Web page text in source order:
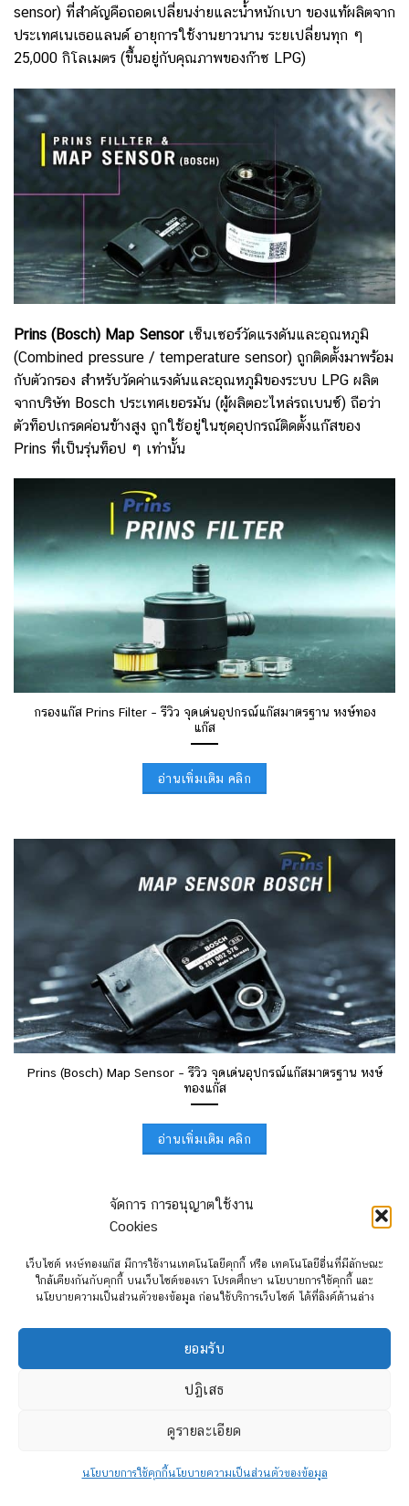
จัดการ การอนุญาตใช้งาน
Cookies
เว็บไซต์ หงษ์ทองแก๊ส มีการใช้งานเทคโนโลยีคุกกี้ หรือ เทคโนโลยีอื่นที่มีลักษณะ
ใกล้เคียงกันกับคุกกี้ บนเว็บไซต์ของเรา โปรดศึกษา นโยบายการใช้คุกกี้ และ
นโยบายความเป็นส่วนตัวของข้อมูล ก่อนใช้บริการเว็บไซต์ ได้ที่ลิงค์ด้านล่าง
ยอมรับ
ปฏิเสธ
ดูรายละเอียด
นโยบายการใช้คุกกี้นโยบายความเป็นส่วนตัวของข้อมูล
sensor) ที่สำคัญคือถอดเปลี่ยนง่ายและน้ำหนักเบา ของแท้ผลิตจาก
ประเทศเนเธอแลนด์ อายุการใช้งานยาวนาน ระยเปลี่ยนทุก ๆ
25,000 กิโลเมตร (ขึ้นอยู่กับคุณภาพของก๊าซ LPG)
Prins (Bosch) Map Sensor เซ็นเซอร์วัดแรงดันและอุณหภูมิ
(Combined pressure / temperature sensor) ถูกติดตั้งมาพร้อม
กับตัวกรอง สำหรับวัดค่าแรงดันและอุณหภูมิของระบบ LPG ผลิต
จากบริษัท Bosch ประเทศเยอรมัน (ผู้ผลิตอะไหล่รถเบนซ์) ถือว่า
ตัวท็อปเกรดค่อนข้างสูง ถูกใช้อยู่ในชุดอุปกรณ์ติดตั้งแก๊สของ
Prins ที่เป็นรุ่นท็อป ๆ เท่านั้น
กรองแก๊ส Prins Filter – รีวิว จุดเด่นอุปกรณ์แก๊สมาตรฐาน หงษ์ทอง
แก๊ส
อ่านเพิ่มเติม คลิก
Prins (Bosch) Map Sensor – รีวิว จุดเด่นอุปกรณ์แก๊สมาตรฐาน หงษ์
ทองแก๊ส
อ่านเพิ่มเติม คลิก
ติดต่อสอบถามรายละเอียด